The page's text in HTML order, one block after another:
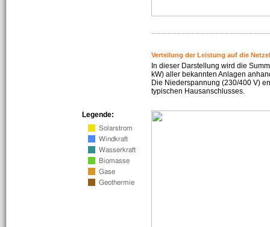
Verteilung der Leistung auf die
In dieser Darstellung wird die
kW) aller bekannten Anlagen
Die Niederspannung (230/400 V)
typischen Hausanschlusses.
Legende: